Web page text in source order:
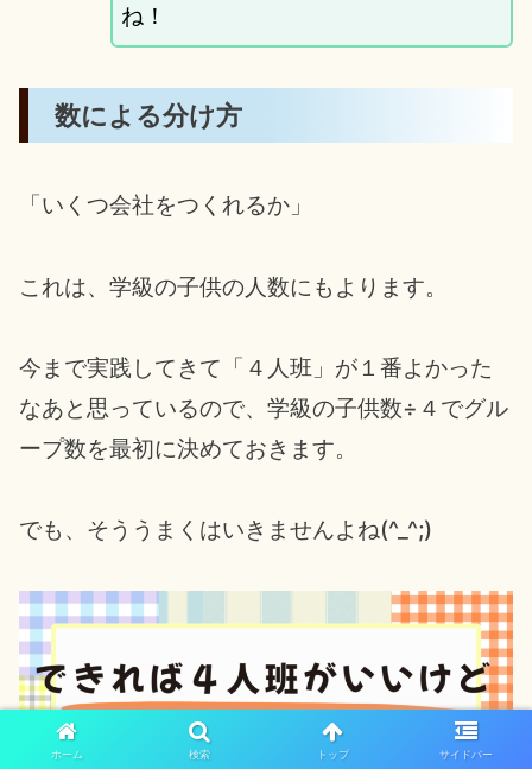
ね！
数による分け方
「いくつ会社をつくれるか」
これは、学級の子供の人数にもよります。
今まで実践してきて「４人班」が１番よかった
なあと思っているので、学級の子供数÷４でグル
ープ数を最初に決めておきます。
でも、そううまくはいきませんよね(^_^;)
ホーム 検索 トップ サイドバー